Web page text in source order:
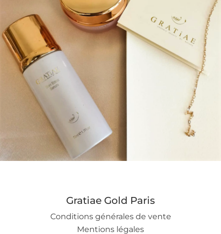
b
a
g
o
n
Gratiae Gold Paris
Conditions générales de vente
Mentions légales